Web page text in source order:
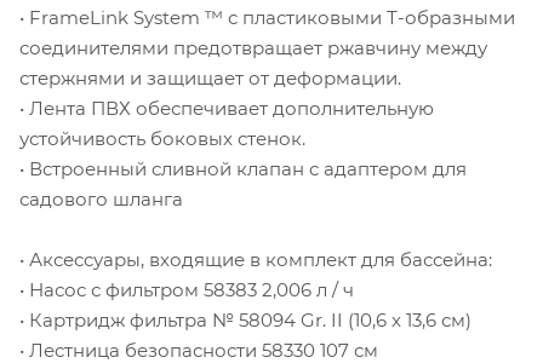
• FrameLink System ™ с пластиковыми Т-образными
соединителями предотвращает ржавчину между
стержнями и защищает от деформации.
• Лента ПВХ обеспечивает дополнительную
устойчивость боковых стенок.
• Встроенный сливной клапан с адаптером для
садового шланга
• Аксессуары, входящие в комплект для бассейна:
• Насос с фильтром 58383 2,006 л / ч
• Картридж фильтра № 58094 Gr. II (10,6 x 13,6 см)
• Лестница безопасности 58330 107 см